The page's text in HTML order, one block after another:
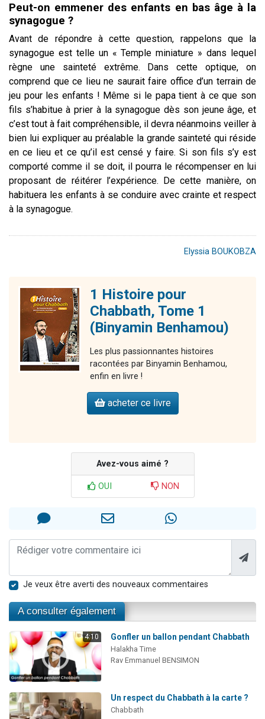
Peut-on emmener des enfants en bas âge à la
synagogue ?
Avant de répondre à cette question, rappelons que la
synagogue est telle un « Temple miniature » dans lequel
règne une sainteté extrême. Dans cette optique, on
comprend que ce lieu ne saurait faire office d’un terrain de
jeu pour les enfants ! Même si le papa tient à ce que son
fils s’habitue à prier à la synagogue dès son jeune âge, et
c’est tout à fait compréhensible, il devra néanmoins veiller à
bien lui expliquer au préalable la grande sainteté qui réside
en ce lieu et ce qu’il est censé y faire. Si son fils s’y est
comporté comme il se doit, il pourra le récompenser en lui
proposant de réitérer l’expérience. De cette manière, on
habituera les enfants à se conduire avec crainte et respect
à la synagogue.
Elyssia BOUKOBZA
1 Histoire pour
Chabbath, Tome 1
(Binyamin Benhamou)
Les plus passionnantes histoires
racontées par Binyamin Benhamou,
enfin en livre !
acheter ce livre
Avez-vous aimé ?
OUI NON
Je veux être averti des nouveaux commentaires
A consulter également
4:10 Gonfler un ballon pendant Chabbath
Halakha Time
Rav Emmanuel BENSIMON
Un respect du Chabbath à la carte ?
Chabbath